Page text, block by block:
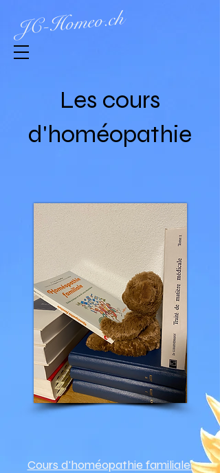
JC-Homeo.ch
Les cours
d'homéopathie
Cours d'homéopathie familiale